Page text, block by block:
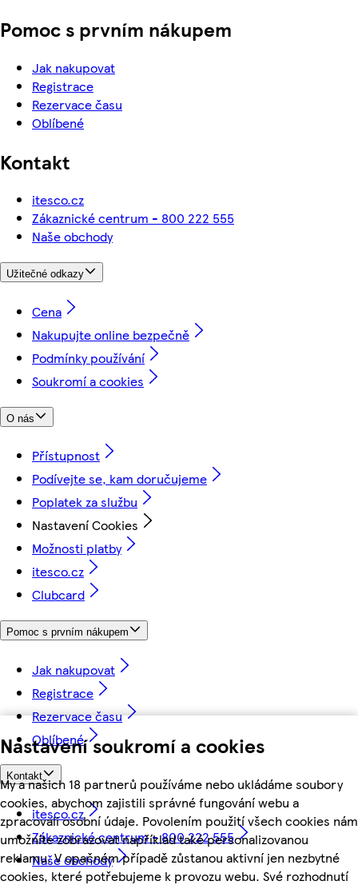
Nastavení soukromí a cookies
My a našich 18 partnerů používáme nebo ukládáme soubory
cookies, abychom zajistili správné fungování webu a
zpracovali osobní údaje. Povolením použití všech cookies nám
umožníte zobrazovat například také personalizovanou
reklamu. V opačném případě zůstanou aktivní jen nezbytné
cookies, které potřebujeme k provozu webu. Své rozhodnutí
Pomoc s prvním nákupem
Jak nakupovat
Registrace
Rezervace času
Oblíbené
Kontakt
itesco.cz
Zákaznické centrum - 800 222 555
Naše obchody
Užitečné odkazy
Cena
Nakupujte online bezpečně
Podmínky používání
Soukromí a cookies
O nás
Přístupnost
Podívejte se, kam doručujeme
Poplatek za službu
Nastavení Cookies
Možnosti platby
itesco.cz
Clubcard
Pomoc s prvním nákupem
Jak nakupovat
Registrace
Rezervace času
Oblíbené
Kontakt
itesco.cz
Zákaznické centrum - 800 222 555
Naše obchody